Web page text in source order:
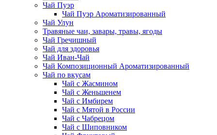
Чай Пуэр
Чай Пуэр Ароматизированный
Чай Улун
Травяные чаи, завары, травы, ягоды
Чай Гречишный
Чай для здоровья
Чай Иван-Чай
Чай Композиционный Ароматизированный
Чай по вкусам
Чай с Жасмином
Чай с Женьшенем
Чай с Имбирем
Чай с Мятой в России
Чай с Чабрецом
Чай с Шиповником